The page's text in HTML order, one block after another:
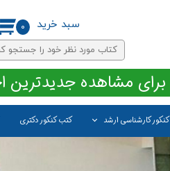
کنکور کارشناسی ارشد کتب کنکور دکتری
۰ سبد خرید
برای مشاهده جدیدترین